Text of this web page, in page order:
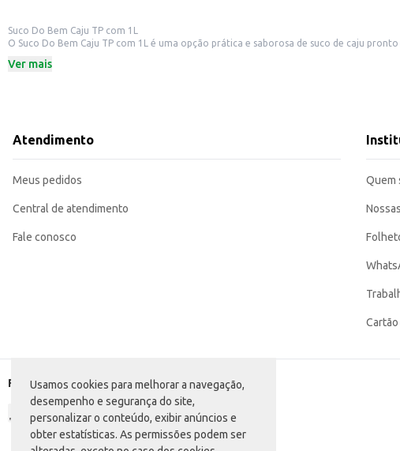
Usamos cookies para melhorar a navegação,
desempenho e segurança do site,
personalizar o conteúdo, exibir anúncios e
obter estatísticas. As permissões podem ser
Suco Do Bem Caju TP com 1L
O Suco Do Bem Caju TP com 1L é uma opção prática e saborosa de suco de caju pronto para consumo. Sua embalagem de 1 litro é ideal para diversos contextos, desde o consumo doméstico até
Dicas de uso:
O Suco Do Bem Caju TP oferece uma alternativa conveniente e saborosa de suco de
qualidade e praticidade para revenda. Sua embalagem de 1 litro garante
Marca: Do Bem
Categoria: Suco pronto
EAN: 57274986
Ver mais
Atendimento
Meus pedidos
Central de atendimento
Fale conosco
Quem
Formas de pagamento